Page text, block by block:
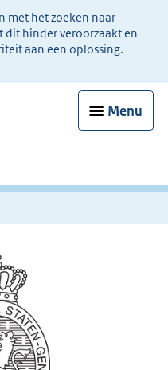
met het zoeken naar
dit hinder veroorzaakt en
aan een oplossing.
Menu